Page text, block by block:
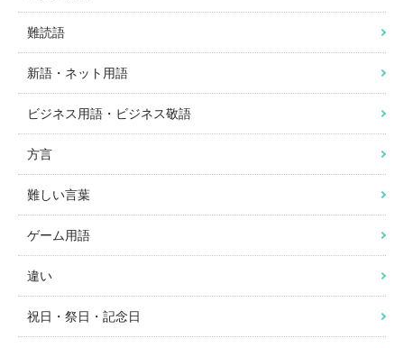
難読語
新語・ネット用語
ビジネス用語・ビジネス敬語
方言
難しい言葉
ゲーム用語
違い
祝日・祭日・記念日